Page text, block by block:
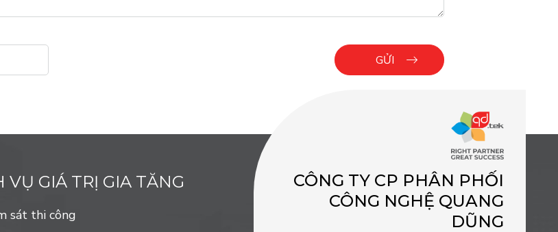
VỤ GIÁ TRỊ GIA TĂNG
sát thi công
CÔNG TY CP PHÂN PHỐI
CÔNG NGHỆ QUANG
DŨNG